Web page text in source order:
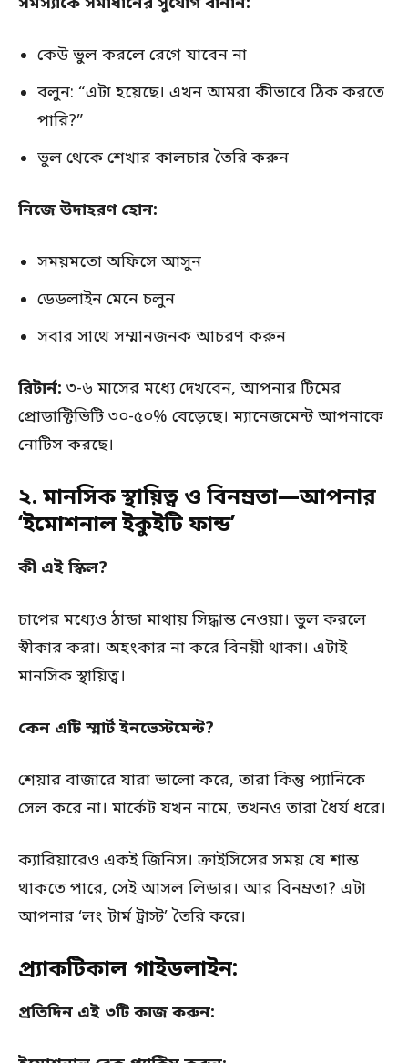
কেউ ভুল করলে রেগে যাবেন না
বলুন: “এটা হয়েছে। এখন আমরা কীভাবে ঠিক করতে
পারি?”
ভুল থেকে শেখার কালচার তৈরি করুন
নিজে উদাহরণ হোন:
সময়মতো অফিসে আসুন
ডেডলাইন মেনে চলুন
সবার সাথে সম্মানজনক আচরণ করুন
রিটার্ন: ৩-৬ মাসের মধ্যে দেখবেন, আপনার টিমের
প্রোডাক্টিভিটি ৩০-৫০% বেড়েছে। ম্যানেজমেন্ট আপনাকে
নোটিস করছে।
২. মানসিক স্থায়িত্ব ও বিনম্রতা—আপনার
‘ইমোশনাল ইকুইটি ফান্ড’
কী এই স্কিল?
চাপের মধ্যেও ঠান্ডা মাথায় সিদ্ধান্ত নেওয়া। ভুল করলে
স্বীকার করা। অহংকার না করে বিনয়ী থাকা। এটাই
মানসিক স্থায়িত্ব।
কেন এটি স্মার্ট ইনভেস্টমেন্ট?
শেয়ার বাজারে যারা ভালো করে, তারা কিন্তু প্যানিকে
সেল করে না। মার্কেট যখন নামে, তখনও তারা ধৈর্য ধরে।
ক্যারিয়ারেও একই জিনিস। ক্রাইসিসের সময় যে শান্ত
থাকতে পারে, সেই আসল লিডার। আর বিনম্রতা? এটা
আপনার ‘লং টার্ম ট্রাস্ট’ তৈরি করে।
প্র্যাকটিকাল গাইডলাইন:
প্রতিদিন এই ৩টি কাজ করুন: